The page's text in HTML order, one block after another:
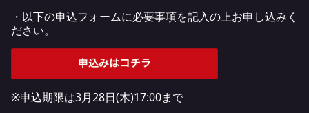
・以下の申込フォームに必要事項を記入の上お申し込みく
ださい。
※申込期限は3月28日(木)17:00まで